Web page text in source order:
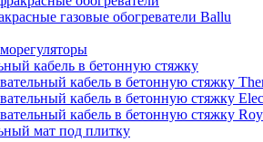
газовые обогреватели Ballu
кабель в бетонную стяжку
кабель в бетонную стяжку
кабель в бетонную стяжку
кабель в бетонную стяжку
мат под плитку